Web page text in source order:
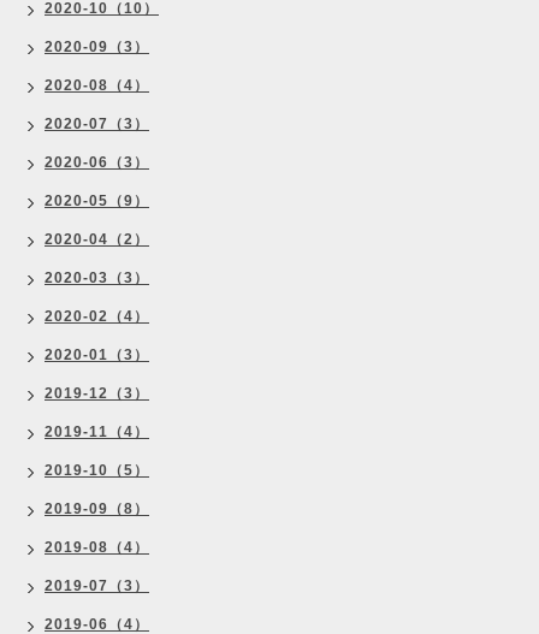
2020-10（10）
2020-09（3）
2020-08（4）
2020-07（3）
2020-06（3）
2020-05（9）
2020-04（2）
2020-03（3）
2020-02（4）
2020-01（3）
2019-12（3）
2019-11（4）
2019-10（5）
2019-09（8）
2019-08（4）
2019-07（3）
2019-06（4）